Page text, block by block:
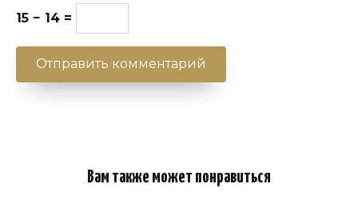
15 − 14 =
Вам также может понравиться